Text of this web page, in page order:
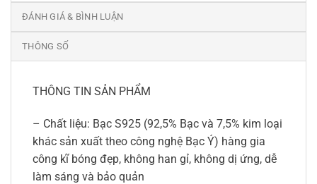
ĐÁNH GIÁ & BÌNH LUẬN
THÔNG SỐ
THÔNG TIN SẢN PHẨM
– Chất liệu: Bạc S925 (92,5% Bạc và 7,5% kim loại
khác sản xuất theo công nghệ Bạc Ý) hàng gia
công kĩ bóng đẹp, không han gỉ, không dị ứng, dễ
làm sáng và bảo quản